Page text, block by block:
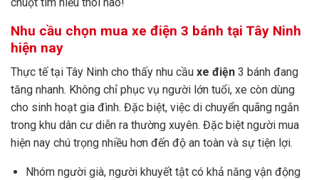
Nhu cầu chọn mua xe điện 3 bánh tại Tây Ninh
hiện nay
Thực tế tại Tây Ninh cho thấy nhu cầu xe điện 3 bánh đang
tăng nhanh. Không chỉ phục vụ người lớn tuổi, xe còn dùng
cho sinh hoạt gia đình. Đặc biệt, việc di chuyển quãng ngắn
trong khu dân cư diễn ra thường xuyên. Đặc biệt người mua
hiện nay chú trọng nhiều hơn đến độ an toàn và sự tiện lợi.
Nhóm người già, người khuyết tật có khả năng vận động